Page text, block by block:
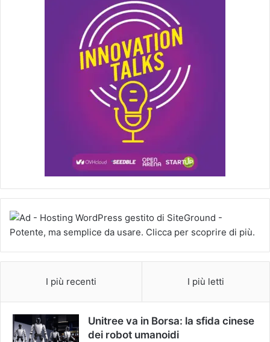
I più recenti I più letti
Unitree va in Borsa: la sfida cinese
dei robot umanoidi